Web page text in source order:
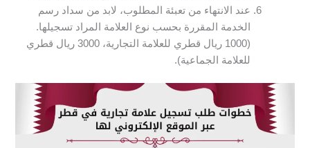
عند الانتهاء من تعبئة المطلوب، لابد من سداد رسم
الخدمة المقررة بحسب نوع العلامة المراد تسجيلها.
(1000 ريال قطري للعلامة التجارية، 3000 ريال قطري
للعلامة الجماعية).